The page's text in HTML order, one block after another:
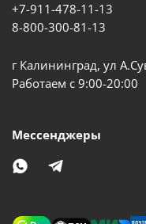
+7-911-478-11-13
8-800-300-81-13
г Калининград, ул
Работаем с 9:00-20:00
Мессенджеры